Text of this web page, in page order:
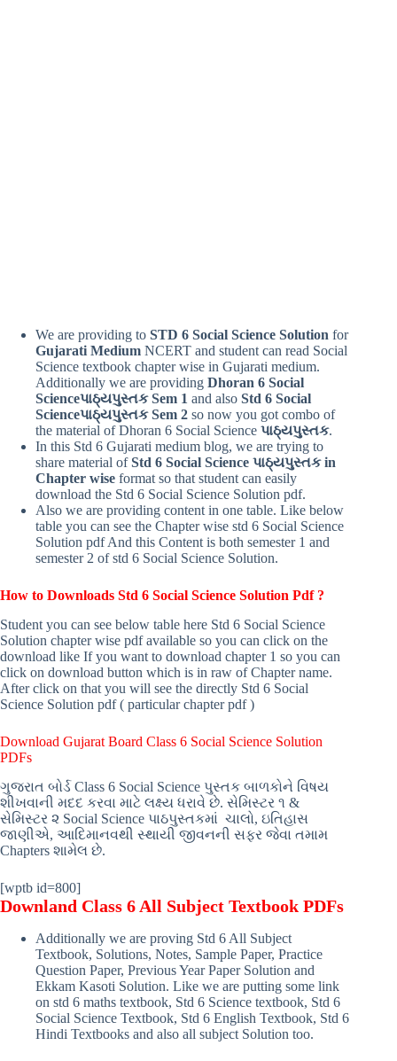
We are providing to STD 6 Social Science Solution for
Gujarati Medium NCERT and student can read Social
Science textbook chapter wise in Gujarati medium.
Additionally we are providing Dhoran 6 Social
Scienceપાઠ્યપુસ્તક Sem 1 and also Std 6 Social
Scienceપાઠ્યપુસ્તક Sem 2 so now you got combo of
the material of Dhoran 6 Social Science પાઠ્યપુસ્તક.
In this Std 6 Gujarati medium blog, we are trying to
share material ofStd 6 Social Science પાઠ્યપુસ્તક in
Chapter wise format so that student can easily
download the Std 6 Social Science Solution pdf.
Also we are providing content in one table. Like below
table you can see the Chapter wise std 6 Social Science
Solution pdf And this Content is both semester 1 and
semester 2 of std 6 Social Science Solution.
How to Downloads Std 6 Social Science Solution Pdf ?
Student you can see below table here Std 6 Social Science
Solution chapter wise pdf available so you can click on the
download like If you want to download chapter 1 so you can
click on download button which is in raw of Chapter name.
After click on that you will see the directly Std 6 Social
Science Solution pdf ( particular chapter pdf )
Download Gujarat Board Class 6 Social Science Solution
PDFs
ગુજરાત બોર્ડ Class 6 Social Science પુસ્તક બાળકોને વિષય
શીખવાની મદદ કરવા માટે લક્ષ્ય ધરાવે છે. સેમિસ્ટર ૧ &
સેમિસ્ટર ૨ Social Science પાઠપુસ્તકમાં ચાલો, ઇતિહાસ
જાણીએ, આદિમાનવથી સ્થાયી જીવનની સફર જેવા તમામ
Chapters શામેલ છે.
[wptb id=800]
Downland Class 6 All Subject Textbook PDFs
Additionally we are proving Std 6 All Subject
Textbook, Solutions, Notes, Sample Paper, Practice
Question Paper, Previous Year Paper Solution and
Ekkam Kasoti Solution. Like we are putting some link
on std 6 maths textbook, Std 6 Science textbook, Std 6
Social Science Textbook, Std 6 English Textbook, Std 6
Hindi Textbooks and also all subject Solution too.